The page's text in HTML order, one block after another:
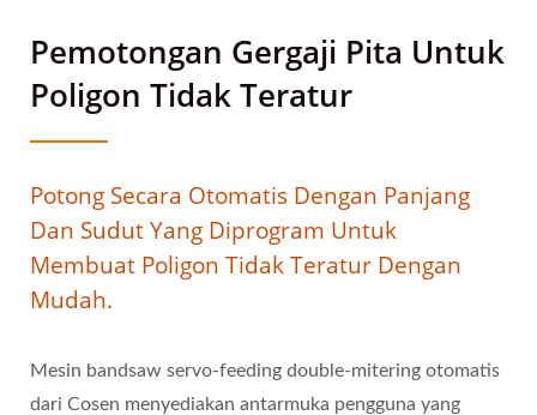
Pemotongan Gergaji Pita Untuk
Poligon Tidak Teratur
Potong Secara Otomatis Dengan Panjang
Dan Sudut Yang Diprogram Untuk
Membuat Poligon Tidak Teratur Dengan
Mudah.
Mesin bandsaw servo-feeding double-mitering otomatis
dari Cosen menyediakan antarmuka pengguna yang